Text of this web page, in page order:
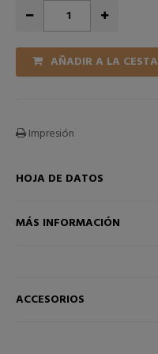
AÑADIR A LA CESTA
Impresión
HOJA DE DATOS
MÁS INFORMACIÓN
ACCESORIOS